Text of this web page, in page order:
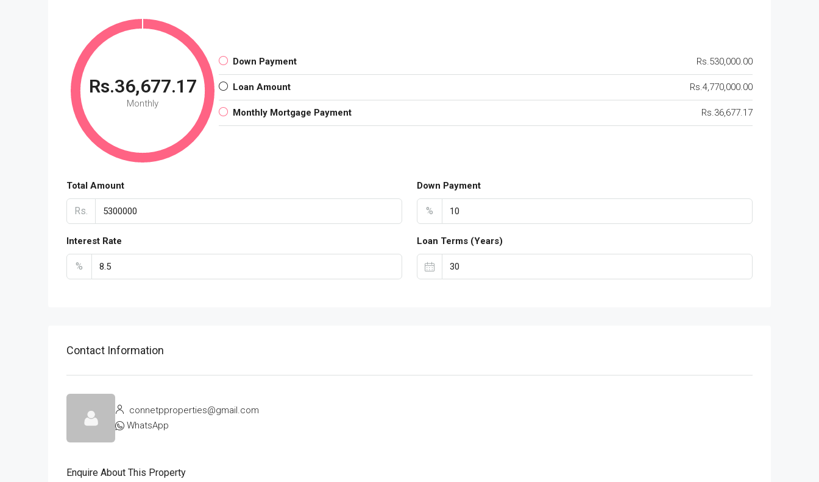
Rs.36,677.17
Monthly
Down Payment Rs.530,000.00
Loan Amount Rs.4,770,000.00
Monthly Mortgage Payment Rs.36,677.17
Total Amount
Rs.
Down Payment
%
Interest Rate
%
Loan Terms (Years)
Contact Information
connetpproperties@gmail.com
WhatsApp
Enquire About This Property